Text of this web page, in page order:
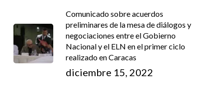
Comunicado sobre acuerdos
preliminares de la mesa de diálogos y
negociaciones entre el Gobierno
Nacional y el ELN en el primer ciclo
realizado en Caracas
diciembre 15, 2022